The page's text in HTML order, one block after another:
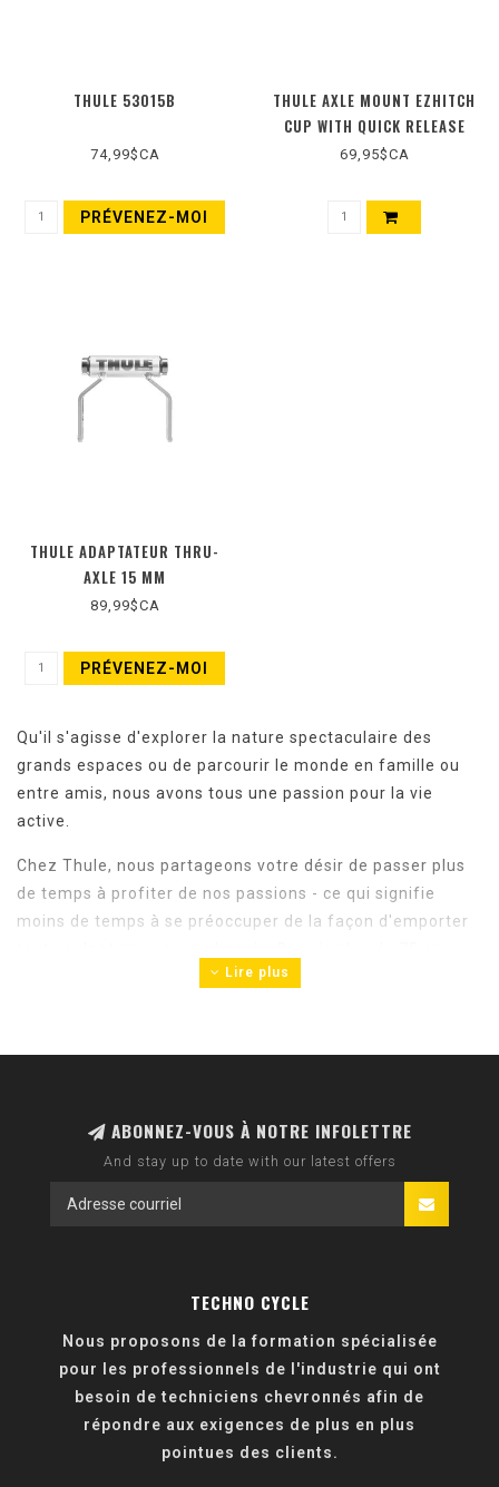
THULE 53015B
74,99$CA
PRÉVENEZ-MOI
THULE AXLE MOUNT EZHITCH
CUP WITH QUICK RELEASE
SKEWER
69,95$CA
THULE ADAPTATEUR THRU-
AXLE 15 MM
89,99$CA
PRÉVENEZ-MOI
Qu'il s'agisse d'explorer la nature spectaculaire des
grands espaces ou de parcourir le monde en famille ou
entre amis, nous avons tous une passion pour la vie
active.
Chez Thule, nous partageons votre désir de passer plus
de temps à profiter de nos passions - ce qui signifie
moins de temps à se préoccuper de la façon d'emporter
Thule crée des solutions pour simplifier les aventures de
respectueux de l'environnement, de haute qualité, sûrs et
Quelle que soit votre passion, quelle que soit votre quête.
Avec Thule, vous êtes libre de vivre pleinement votre vie
Apportez vos skis
Apportez votre équipement
Amenez vos enfants
Apporte ton amour
Lire plus
ABONNEZ-VOUS À NOTRE INFOLETTRE
And stay up to date with our latest offers
TECHNO CYCLE
Nous proposons de la formation spécialisée
pour les professionnels de l'industrie qui ont
besoin de techniciens chevronnés afin de
répondre aux exigences de plus en plus
pointues des clients.